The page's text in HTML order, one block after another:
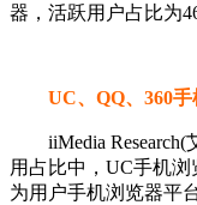
器，活跃用户占比为
UC、QQ、360手
iiMedia Research(
用占比中，UC手机
为用户手机浏览器平